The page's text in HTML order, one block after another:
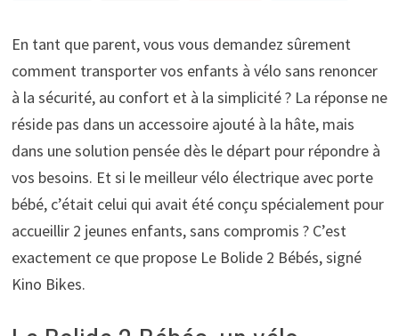
En tant que parent, vous vous demandez sûrement
comment transporter vos enfants à vélo sans renoncer
à la sécurité, au confort et à la simplicité ? La réponse ne
réside pas dans un accessoire ajouté à la hâte, mais
dans une solution pensée dès le départ pour répondre à
vos besoins. Et si le meilleur vélo électrique avec porte
bébé, c’était celui qui avait été conçu spécialement pour
accueillir 2 jeunes enfants, sans compromis ? C’est
exactement ce que propose Le Bolide 2 Bébés, signé
Kino Bikes.